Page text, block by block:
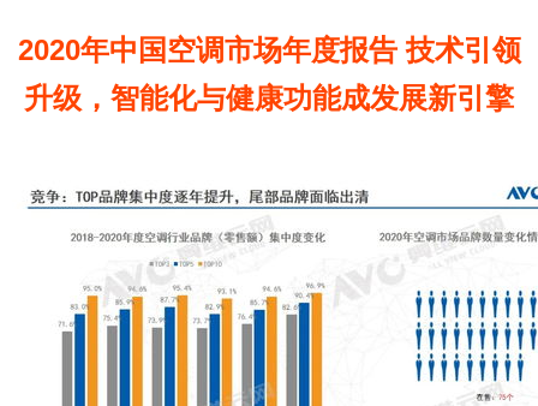
2020年中国空调市场年度报告 技术引领
升级，智能化与健康功能成发展新引擎